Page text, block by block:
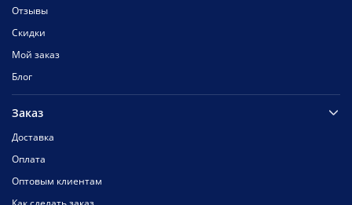
Отзывы
Скидки
Мой заказ
Блог
Заказ
Доставка
Оплата
Оптовым клиентам